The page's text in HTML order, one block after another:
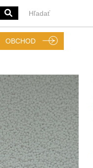
OBCHOD